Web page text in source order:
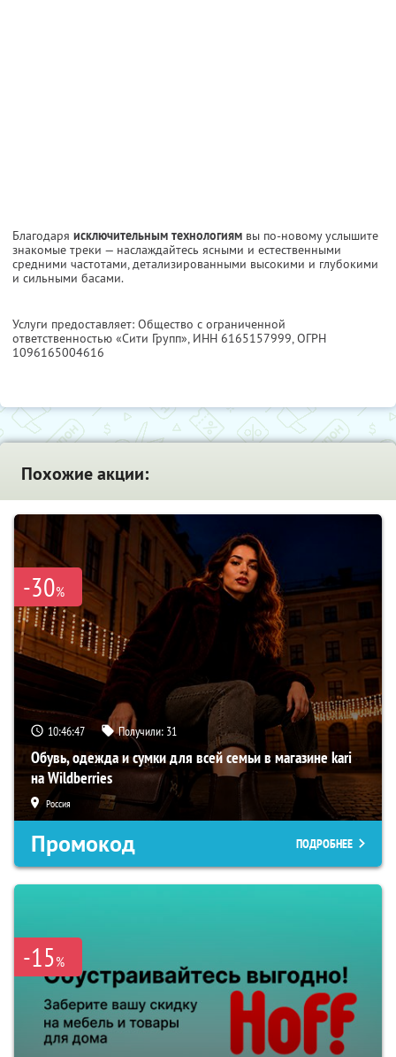
Благодаря исключительным технологиям вы по-новому услышите
знакомые треки — наслаждайтесь ясными и естественными
средними частотами, детализированными высокими и глубокими
и сильными басами.
Услуги предоставляет: Общество с ограниченной
ответственностью «Сити Групп», ИНН 6165157999, ОГРН
1096165004616
Похожие акции:
-30%
10:46:46 Получили: 31
Обувь, одежда и сумки для всей семьи в магазине kari
на Wildberries
Россия
Промокод ПОДРОБНЕЕ
-15%